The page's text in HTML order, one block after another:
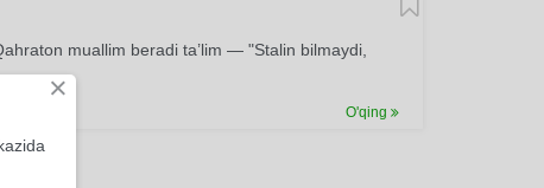
muallim beradi ta’lim — "Stalin bilmaydi,
O'qing
×